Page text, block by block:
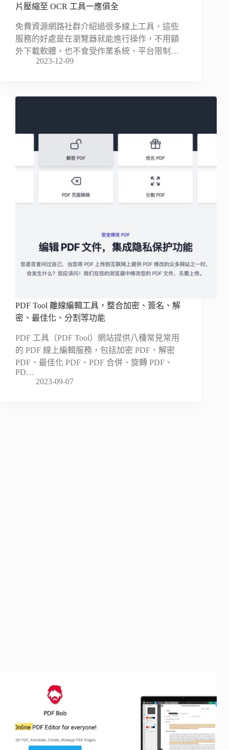
片壓縮至 OCR 工具一應俱全
免費資源網路社群介紹過很多線上工具，這些
服務的好處是在瀏覽器就能進行操作，不用額
外下載軟體，也不會受作業系統、平台限制…
2023-12-09
PDF Tool 離線編輯工具，整合加密、簽名、解
密、最佳化、分割等功能
PDF 工具（PDF Tool）網站提供八種常見常用
的 PDF 線上編輯服務，包括加密 PDF、解密
PDF、最佳化 PDF、PDF 合併、旋轉 PDF、
PD…
2023-09-07